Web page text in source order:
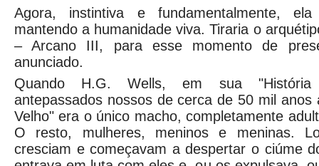
Agora, instintiva e fundamentalmente,
mantendo a humanidade viva. Tiraria o
– Arcano III, para esse momento de
anunciado.
Quando H.G. Wells, em sua "História
antepassados nossos de cerca de 50 mil
Velho" era o único macho, completamente
O resto, mulheres, meninos e meninas.
cresciam e começavam a despertar o ciúme